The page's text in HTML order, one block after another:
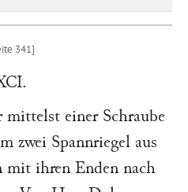
mittelst einer Schraube
zwei Spannriegel aus
mit ihren Enden nach